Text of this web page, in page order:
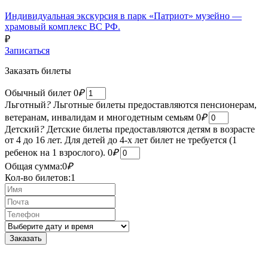
Индивидуальная экскурсия в парк «Патриот» музейно —
храмовый комплекс ВС РФ.
₽
Записаться
Заказать билеты
Обычный билет 0₽
Льготный? Льготные билеты предоставляются пенсионерам,
ветеранам, инвалидам и многодетным семьям 0₽
Детский? Детские билеты предоставляются детям в возрасте
от 4 до 16 лет. Для детей до 4-х лет билет не требуется (1
ребенок на 1 взрослого). 0₽
Общая сумма:0₽
Кол-во билетов:1